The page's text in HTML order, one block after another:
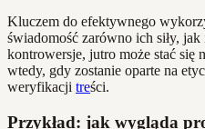
Kluczem do efektywnego
świadomość zarówno ich siły,
kontrowersje, jutro może stać się
wtedy, gdy zostanie oparte na
weryfikacji treści.
Przykład: jak wygląda